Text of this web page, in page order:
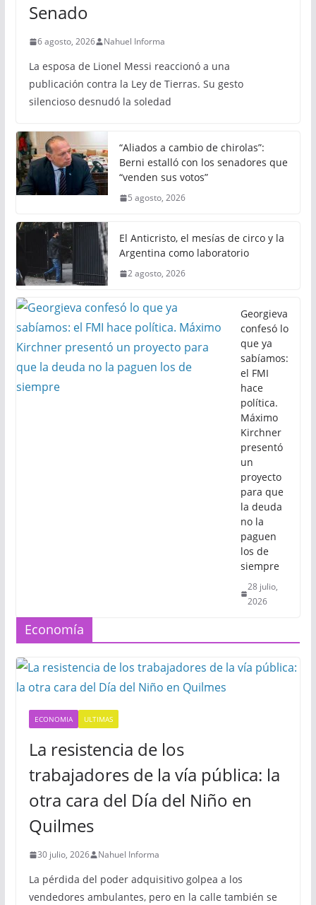
Senado
6 agosto, 2026 Nahuel Informa
La esposa de Lionel Messi reaccionó a una
publicación contra la Ley de Tierras. Su gesto
silencioso desnudó la soledad
“Aliados a cambio de chirolas”:
Berni estalló con los senadores que
“venden sus votos”
5 agosto, 2026
El Anticristo, el mesías de circo y la
Argentina como laboratorio
2 agosto, 2026
Georgieva
confesó lo
que ya
sabíamos:
el FMI
hace
política.
Máximo
Kirchner
presentó
un
proyecto
para que
la deuda
no la
paguen
los de
siempre
28 julio,
2026
Economía
ECONOMIA ULTIMAS
La resistencia de los
trabajadores de la vía pública: la
otra cara del Día del Niño en
Quilmes
30 julio, 2026 Nahuel Informa
La pérdida del poder adquisitivo golpea a los
vendedores ambulantes, pero en la calle también se